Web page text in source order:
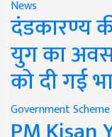
News
दंडकारण्य
युग का
को दी गई
Government Scheme